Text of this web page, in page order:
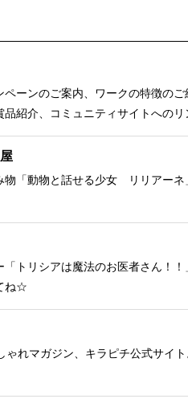
ペーンのご案内、ワークの特徴の
紹介、コミュニティサイトへのリ
「動物と話せる少女 リリアー
トリシアは魔法のお医者さん！
ね☆
れマガジン、キラピチ公式サイ